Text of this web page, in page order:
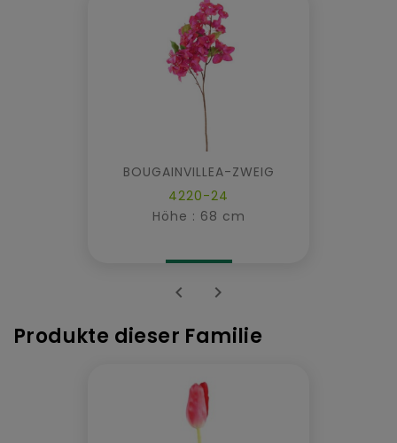
BOUGAINVILLEA-ZWEIG
4220-24
Höhe : 68 cm
 
Produkte dieser Familie